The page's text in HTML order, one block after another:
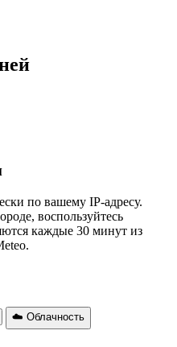
по вашему IP-адресу.
воспользуйтесь
каждые 30 минут из
☁️ Облачность